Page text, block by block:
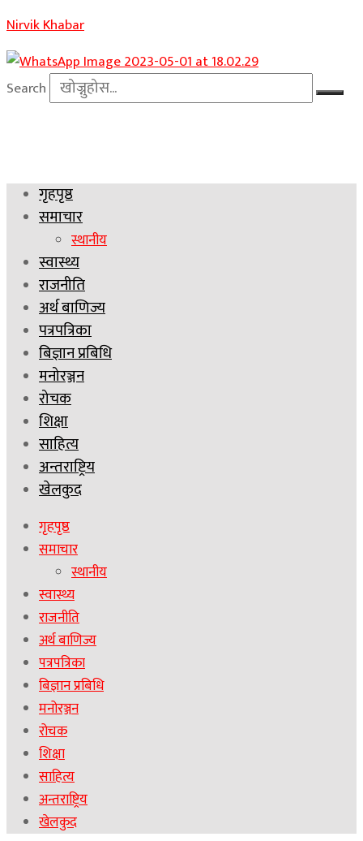
Nirvik Khabar
Search
गृहपृष्ठ
समाचार
स्थानीय
स्वास्थ्य
राजनीति
अर्थ बाणिज्य
पत्रपत्रिका
बिज्ञान प्रबिधि
मनोरञ्जन
रोचक
शिक्षा
साहित्य
अन्तराष्ट्रिय
खेलकुद
गृहपृष्ठ
समाचार
स्थानीय
स्वास्थ्य
राजनीति
अर्थ बाणिज्य
पत्रपत्रिका
बिज्ञान प्रबिधि
मनोरञ्जन
रोचक
शिक्षा
साहित्य
अन्तराष्ट्रिय
खेलकुद